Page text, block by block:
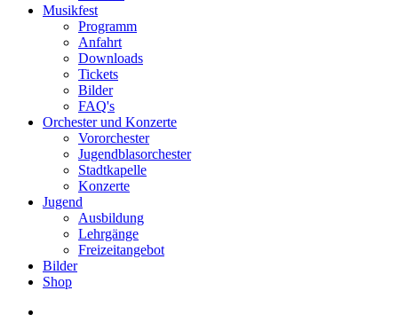
Musikfest
Programm
Anfahrt
Downloads
Tickets
Bilder
FAQ's
Orchester und Konzerte
Vororchester
Jugendblasorchester
Stadtkapelle
Konzerte
Jugend
Ausbildung
Lehrgänge
Freizeitangebot
Bilder
Shop